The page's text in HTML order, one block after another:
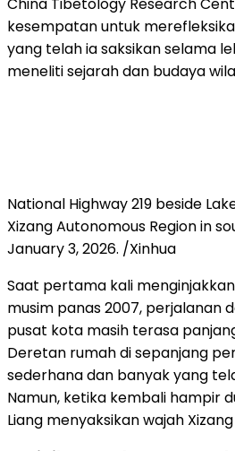
kesempatan untuk
yang telah ia saksikan selama
meneliti sejarah dan budaya
National Highway 219 beside
Xizang Autonomous Region in
January 3, 2026. /Xinhua
Saat pertama kali
musim panas 2007, perjalanan
pusat kota masih terasa
Deretan rumah di sepanjang
sederhana dan banyak yang
Namun, ketika kembali hampir
Liang menyaksikan wajah